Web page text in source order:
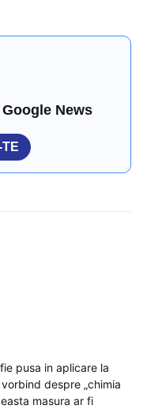
News
pusa in aplicare la
despre „chimia
masura ar fi